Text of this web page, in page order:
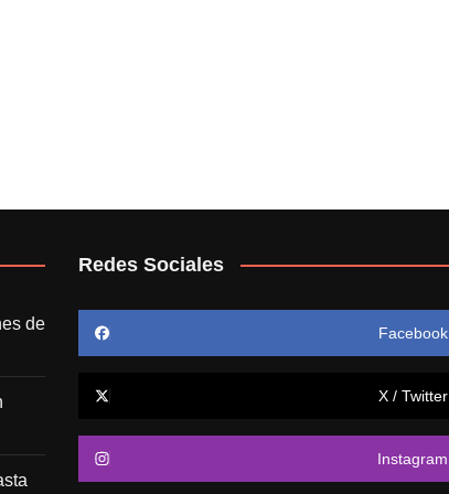
de
Redes Sociales
Facebook
X / Twitter
Instagram